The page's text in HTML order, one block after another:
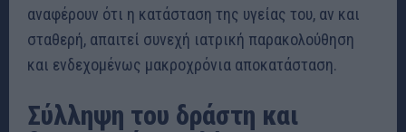
αναφέρουν ότι η κατάσταση της υγείας του, αν και
σταθερή, απαιτεί συνεχή ιατρική παρακολούθηση
και ενδεχομένως μακροχρόνια αποκατάσταση.
Σύλληψη του δράστη και